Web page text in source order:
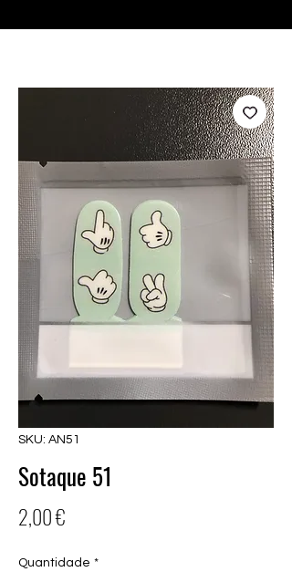
SKU: AN51
Sotaque 51
2,00 €
Quantidade *